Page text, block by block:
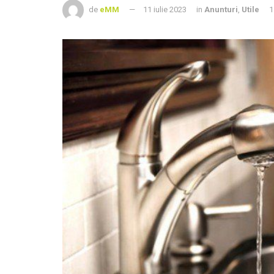
de eMM 11 iulie 2023 in Anunturi, Utile